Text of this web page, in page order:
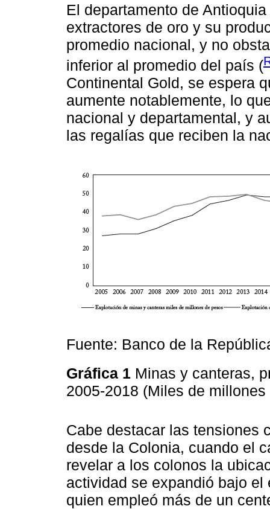
El departamento de
extractores de oro y su
promedio nacional, y no
inferior al promedio del país (
Continental Gold, se espera
aumente notablemente, lo
nacional y departamental, y
las regalías que reciben la
Fuente: Banco de la
Gráfica 1 Minas y canteras,
2005-2018 (Miles de
Cabe destacar las tensiones
desde la Colonia, cuando el
revelar a los colonos la
actividad se expandió bajo
quien empleó más de un